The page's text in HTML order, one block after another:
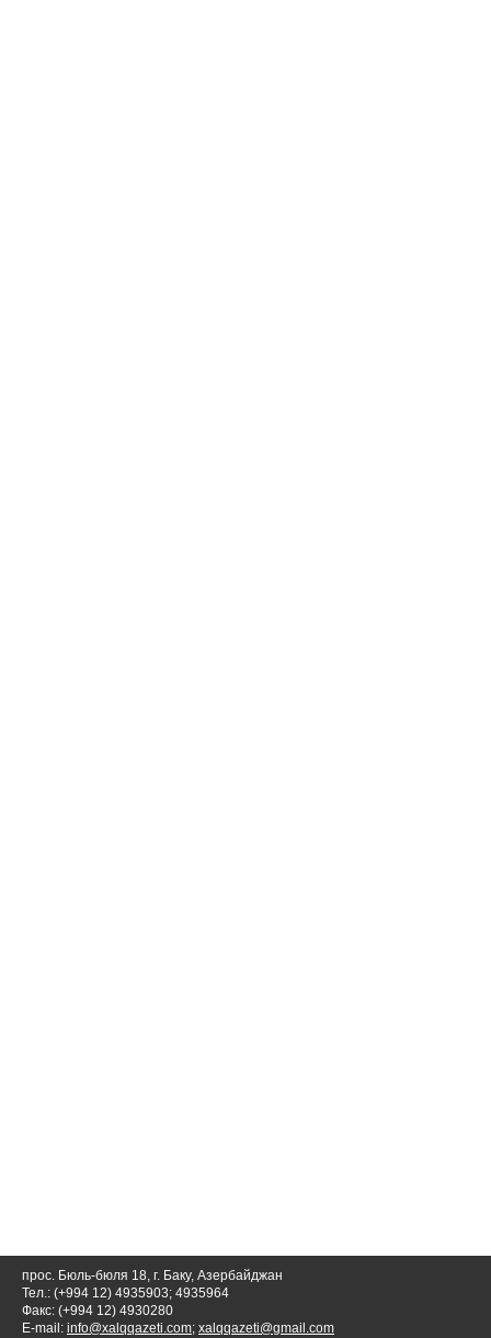
прос. Бюль-бюля 18, г. Баку, Азербайджан
Тел.: (+994 12) 4935903; 4935964
Факс: (+994 12) 4930280
E-mail: info@xalqqazeti.com; xalqqazeti@gmail.com